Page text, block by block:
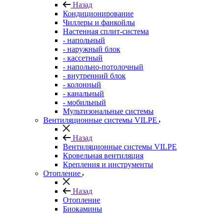
Назад
Кондиционирование
Чиллеры и фанкойлы
Настенная сплит-система
- напольный
- наружный блок
- кассетный
- напольно-потолочный
- внутренний блок
- колонный
- канальный
- мобильный
Мультизональные системы
Вентиляционные системы VILPE
Назад
Вентиляционные системы VILPE
Кровельная вентиляция
Крепления и инструменты
Отопление
Назад
Отопление
Биокамины